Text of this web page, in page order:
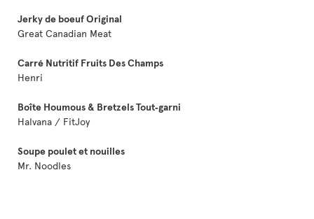
Jerky de boeuf Original
Great Canadian Meat
Carré Nutritif Fruits Des Champs
Henri
Boîte Houmous & Bretzels Tout‑garni
Halvana / FitJoy
Soupe poulet et nouilles
Mr. Noodles